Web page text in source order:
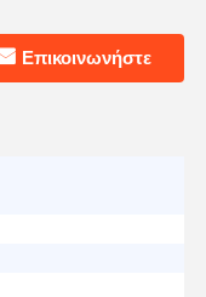
Επικοινωνήστε